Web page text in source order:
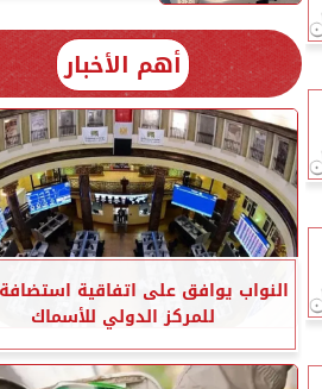
أهم الأخبار
النواب يوافق على اتفاقية
للمركز الدولي للأسماك